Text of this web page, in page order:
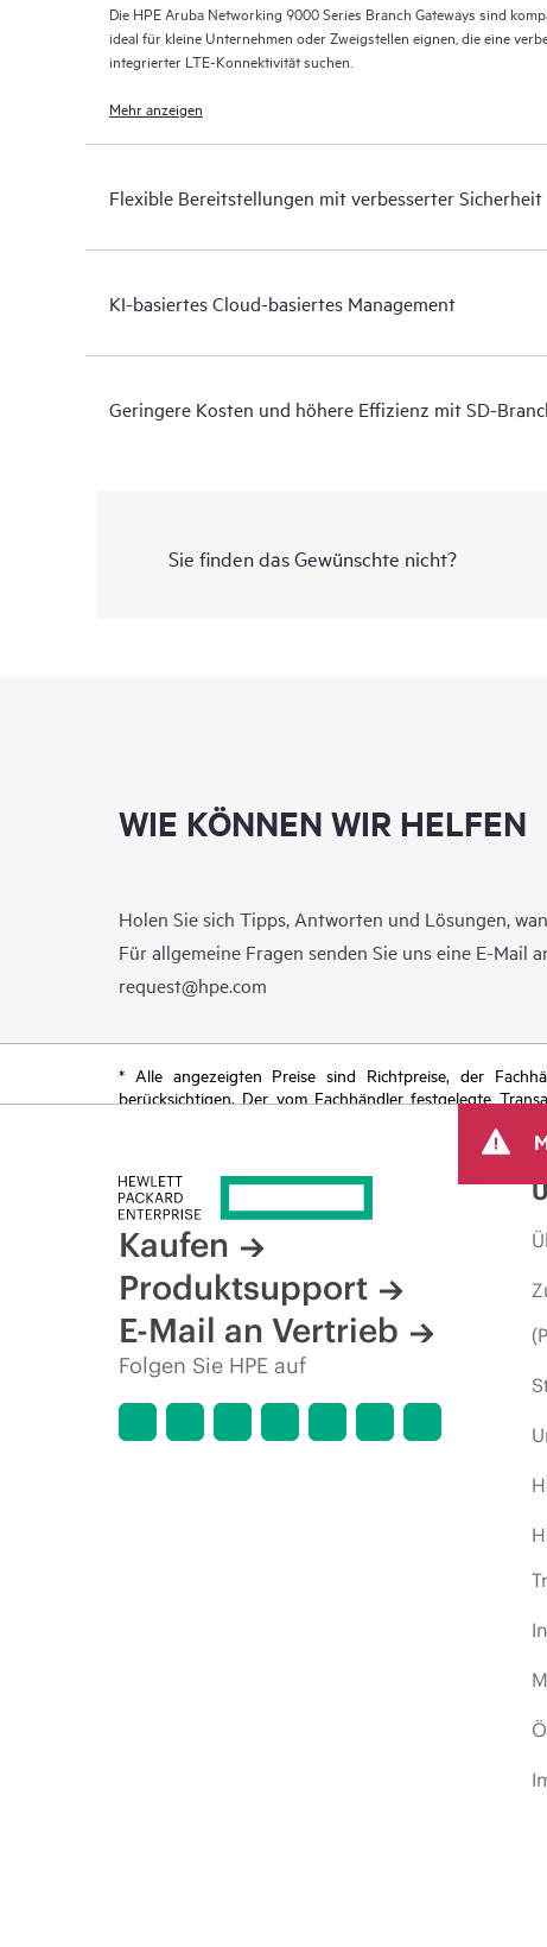
Die HPE Aruba Networking 9000 Series Branch Gateways sind
ideal für kleine Unternehmen oder Zweigstellen eignen, die eine
integrierter LTE-Konnektivität suchen.
Mehr anzeigen
Flexible Bereitstellungen mit verbesserter Sicherheit
KI-basiertes Cloud-basiertes Management
Geringere Kosten und höhere Effizienz mit SD-
Sie finden das Gewünschte nicht?
WIE KÖNNEN WIR HELFEN
Holen Sie sich Tipps, Antworten und Lösungen,
Für allgemeine Fragen senden Sie uns eine E-Mail
request@hpe.com
* Alle angezeigten Preise sind Richtpreise, der
berücksichtigen. Der vom Fachhändler festgelegte
von Produkten, eingeschränkter Produktverfügbarkeit,
Kaufen
Produktsupport
E-Mail an Vertrieb
Folgen Sie HPE auf